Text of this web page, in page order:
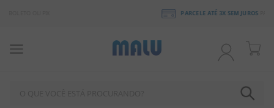
PARCELA MÍNIMA DE R$ 20